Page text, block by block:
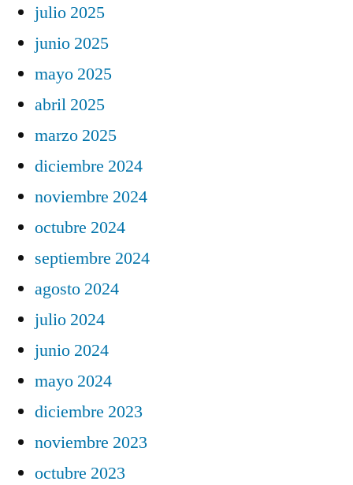
julio 2025
junio 2025
mayo 2025
abril 2025
marzo 2025
diciembre 2024
noviembre 2024
octubre 2024
septiembre 2024
agosto 2024
julio 2024
junio 2024
mayo 2024
diciembre 2023
noviembre 2023
octubre 2023